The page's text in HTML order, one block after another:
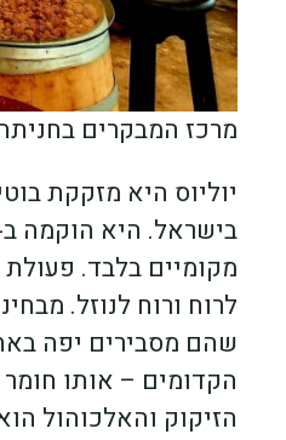
מרכז המבקרים
יוליוס היא מזקקת
מקומיים בלבד.
לרוח ורוח לנוזל.
שהם מסבירים יפה
הקדומים – אותו
הזיקוק והאלכוהול